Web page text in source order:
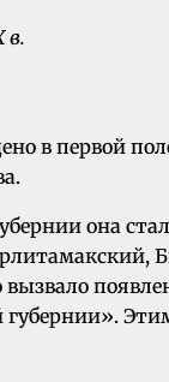
в.
в первой
она